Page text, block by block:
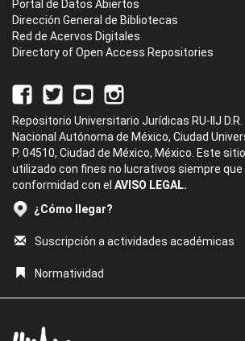
Portal de Datos Abiertos
Dirección General de Bibliotecas
Red de Acervos Digitales
Directory of Open Access Repositories
Repositorio Universitario Jurídicas RU-IIJ
Nacional Autónoma de México, Ciudad
P. 04510, Ciudad de México, México. Este
utilizado con fines no lucrativos siempre
conformidad con el AVISO LEGAL.
¿Cómo llegar?
Suscripción a actividades académicas
Normatividad